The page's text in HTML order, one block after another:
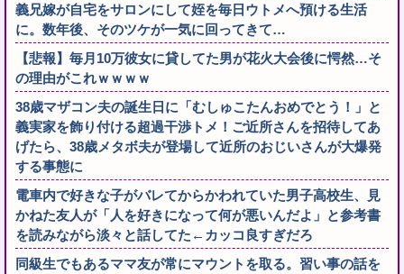
義兄嫁が自宅をサロンにして姪を毎日ウトメへ預ける生活
に。数年後、そのツケが一気に回ってきて…
【悲報】毎月10万彼女に貸してた男が花火大会後に愕然…そ
の理由がこれｗｗｗｗ
38歳マザコン夫の誕生日に「むしゅこたんおめでとう！」と
義実家を飾り付ける超過干渉トメ！ご近所さんを招待してあ
げたら、38歳メタボ夫が登場して近所のおじいさんが大爆発
する事態に
電車内で好きな子がバレてからかわれていた男子高校生、見
かねた友人が「人を好きになって何が悪いんだよ」と参考書
を読みながら淡々と話してた←カッコ良すぎだろ
同級生でもあるママ友が常にマウントを取る。習い事の話を